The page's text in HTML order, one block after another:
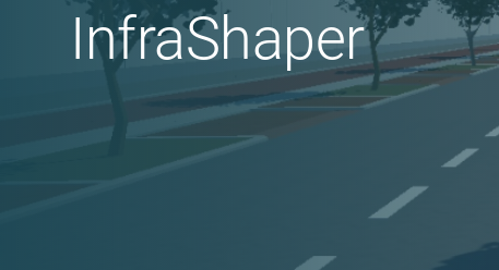
InfraShaper